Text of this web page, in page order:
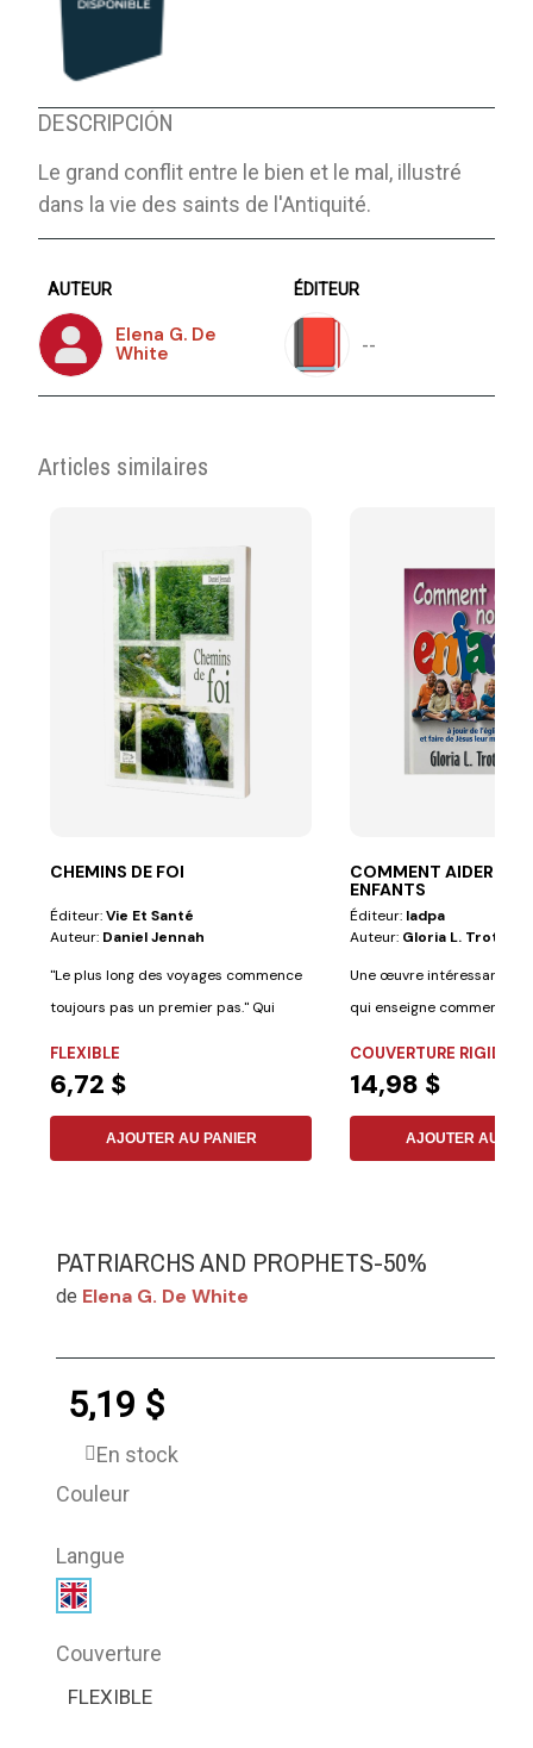
DESCRIPCIÓN
Le grand conflit entre le bien et le mal, illustré
dans la vie des saints de l'Antiquité.
AUTEUR
Elena G. De
White
ÉDITEUR
--
Articles similaires
CHEMINS DE FOI
Éditeur:Vie Et Santé
Auteur: Daniel Jennah
"Le plus long des voyages commence
toujours pas un premier pas." Qui
FLEXIBLE
6,72 $
AJOUTER AU PANIER
COMMENT AIDER
ENFANTS
Éditeur: Iadpa
Auteur: Gloria L. Trotman
Une œuvre intéressante
qui enseigne comment
COUVERTURE RIGIDE
14,98 $
AJOUTER AU
PATRIARCHS AND PROPHETS-50%
de Elena G. De White
5,19 $
En stock
Couleur
Langue
Couverture
FLEXIBLE